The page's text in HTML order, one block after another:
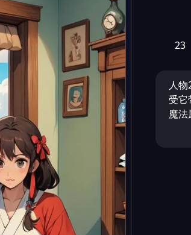
23
人
受
魔法